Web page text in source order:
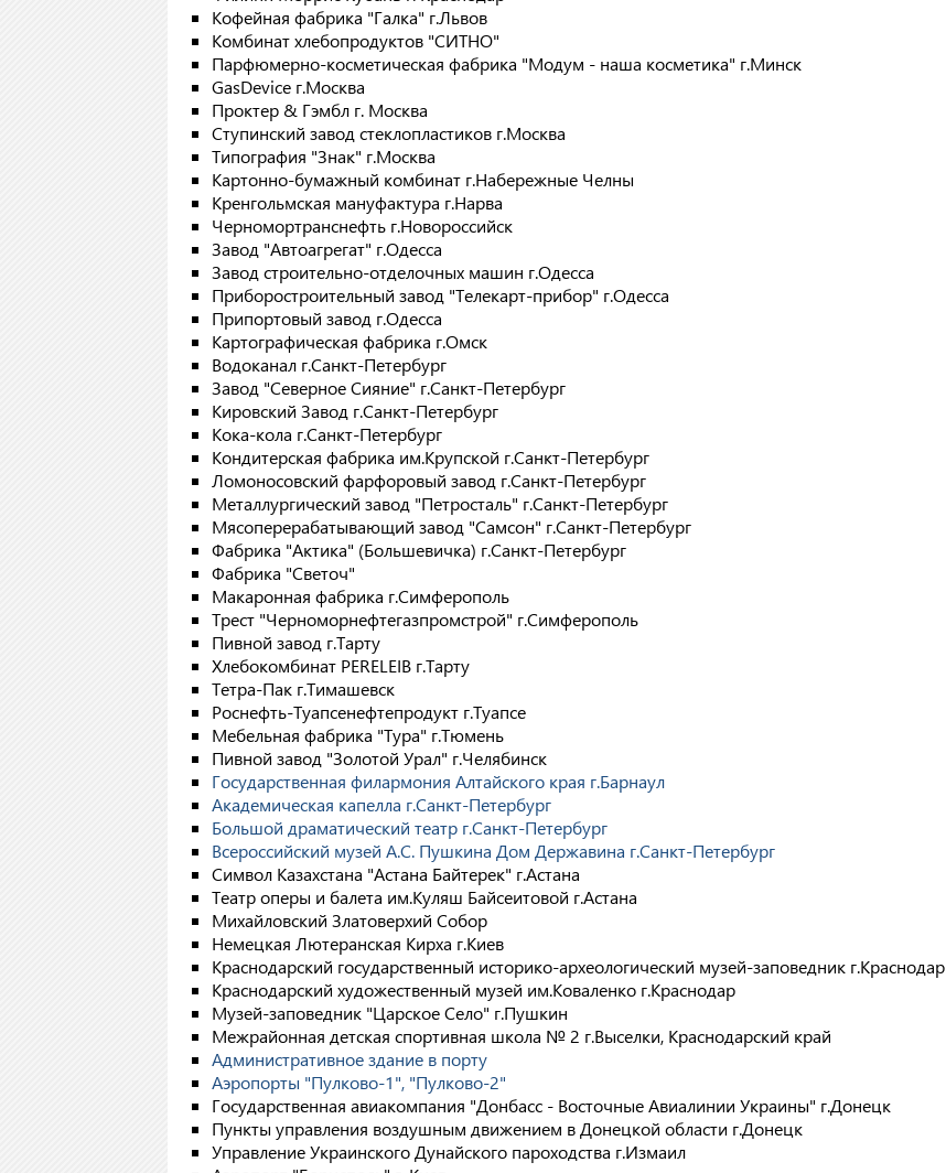
Кофейная фабрика "Галка" г.Львов
Комбинат хлебопродуктов "СИТНО"
Парфюмерно-косметическая фабрика "Модум - наша косметика" г.Минск
GasDevice г.Москва
Проктер & Гэмбл г. Москва
Ступинский завод стеклопластиков г.Москва
Типография "Знак" г.Москва
Картонно-бумажный комбинат г.Набережные Челны
Кренгольмская мануфактура г.Нарва
Черномортранснефть г.Новороссийск
Завод "Автоагрегат" г.Одесса
Завод строительно-отделочных машин г.Одесса
Приборостроительный завод "Телекарт-прибор" г.Одесса
Припортовый завод г.Одесса
Картографическая фабрика г.Омск
Водоканал г.Санкт-Петербург
Завод "Северное Сияние" г.Санкт-Петербург
Кировский Завод г.Санкт-Петербург
Кока-кола г.Санкт-Петербург
Кондитерская фабрика им.Крупской г.Санкт-Петербург
Ломоносовский фарфоровый завод г.Санкт-Петербург
Металлургический завод "Петросталь" г.Санкт-Петербург
Мясоперерабатывающий завод "Самсон" г.Санкт-Петербург
Фабрика "Актика" (Большевичка) г.Санкт-Петербург
Фабрика "Светоч"
Макаронная фабрика г.Симферополь
Трест "Черноморнефтегазпромстрой" г.Симферополь
Пивной завод г.Тарту
Хлебокомбинат PERELEIB г.Тарту
Тетра-Пак г.Тимашевск
Роснефть-Туапсенефтепродукт г.Туапсе
Мебельная фабрика "Тура" г.Тюмень
Пивной завод "Золотой Урал" г.Челябинск
Государственная филармония Алтайского края г.Барнаул
Академическая капелла г.Санкт-Петербург
Большой драматический театр г.Санкт-Петербург
Всероссийский музей А.С. Пушкина Дом Державина г.Санкт-Петербург
Символ Казахстана "Астана Байтерек" г.Астана
Театр оперы и балета им.Куляш Байсеитовой г.Астана
Михайловский Златоверхий Собор
Немецкая Лютеранская Кирха г.Киев
Краснодарский государственный историко-археологический музей-заповедник г.Краснодар
Краснодарский художественный музей им.Коваленко г.Краснодар
Музей-заповедник "Царское Село" г.Пушкин
Межрайонная детская спортивная школа № 2 г.Выселки, Краснодарский край
Административное здание в порту
Аэропорты "Пулково-1", "Пулково-2"
Государственная авиакомпания "Донбасс - Восточные Авиалинии Украины" г.Донецк
Пункты управления воздушным движением в Донецкой области г.Донецк
Управление Украинского Дунайского пароходства г.Измаил